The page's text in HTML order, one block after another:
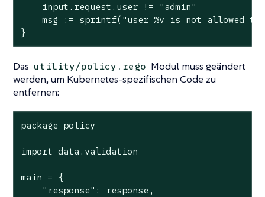
    input.request.user != "admin"
msg := sprintf("user %v is not allowed
}
Das utility/policy.rego Modul muss geändert
werden, um Kubernetes-spezifischen Code zu
entfernen:
package policy
import data.validation
main = {
    "response": response,